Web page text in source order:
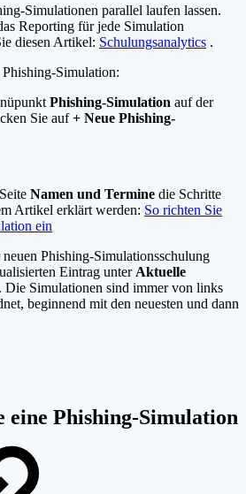
Simulationen parallel laufen lassen.
Reporting für jede Simulation
diesen Artikel: Schulungsanalytics .
Phishing-Simulation:
Phishing-Simulation auf der
Sie auf+ Neue Phishing-
Namen und Termine die Schritte
Artikel erklärt werden: So richten Sie
ein
Phishing-Simulationsschulung
Eintrag unter Aktuelle
Die Simulationen sind immer von links
beginnend mit den neuesten und dann
eine Phishing-Simulation